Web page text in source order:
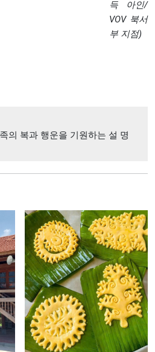
득 아인/
VOV 북서
부 지점)
의 복과 행운을 기원하는 설 명